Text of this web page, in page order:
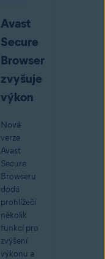
Avast
Secure
Browser
zvyšuje
výkon
Nová
verze
Avast
Secure
Browseru
dodá
prohlížeči
několik
funkcí pro
zvýšení
výkonu a